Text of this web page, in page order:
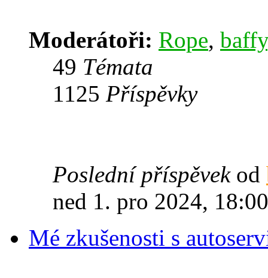
Moderátoři: Rope, baffy
49 Témata
1125 Příspěvky
Poslední příspěvekod
ned 1. pro 2024, 18:00
Mé zkušenosti s